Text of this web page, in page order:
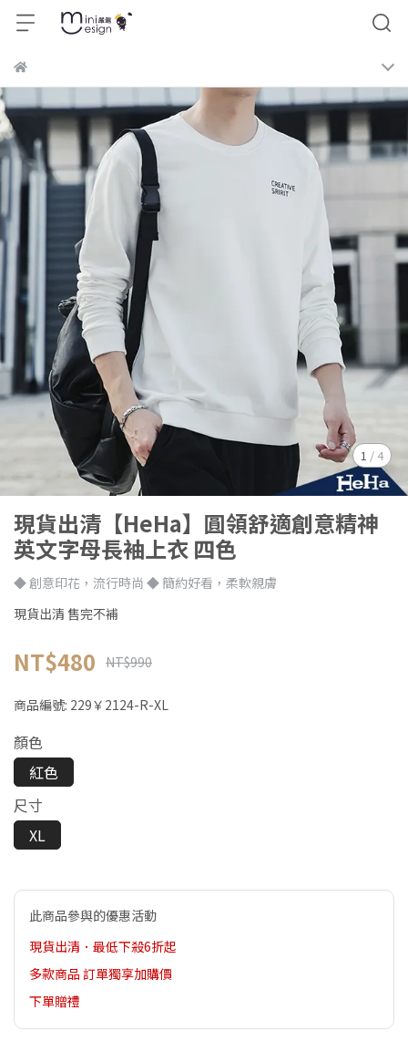
1 / 4
現貨出清【HeHa】圓領舒適創意精神
英文字母長袖上衣 四色
◆ 創意印花，流行時尚 ◆ 簡約好看，柔軟親膚
現貨出清 售完不補
NT$480 NT$990
商品編號: 229￥2124-R-XL
顏色
紅色
尺寸
XL
此商品參與的優惠活動
現貨出清．最低下殺6折起
多款商品 訂單獨享加購價
下單贈禮